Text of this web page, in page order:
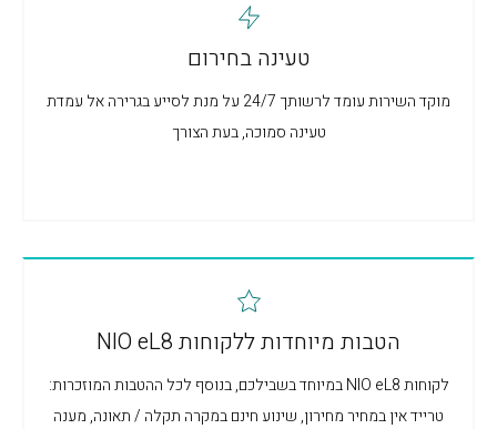
טעינה בחירום
מוקד השירות עומד לרשותך 24/7 על מנת לסייע בגרירה אל עמדת
טעינה סמוכה, בעת הצורך
הטבות מיוחדות ללקוחות NIO eL8
לקוחות NIO eL8 במיוחד בשבילכם, בנוסף לכל ההטבות המוזכרות:
טרייד אין במחיר מחירון, שינוע חינם במקרה תקלה / תאונה, מענה